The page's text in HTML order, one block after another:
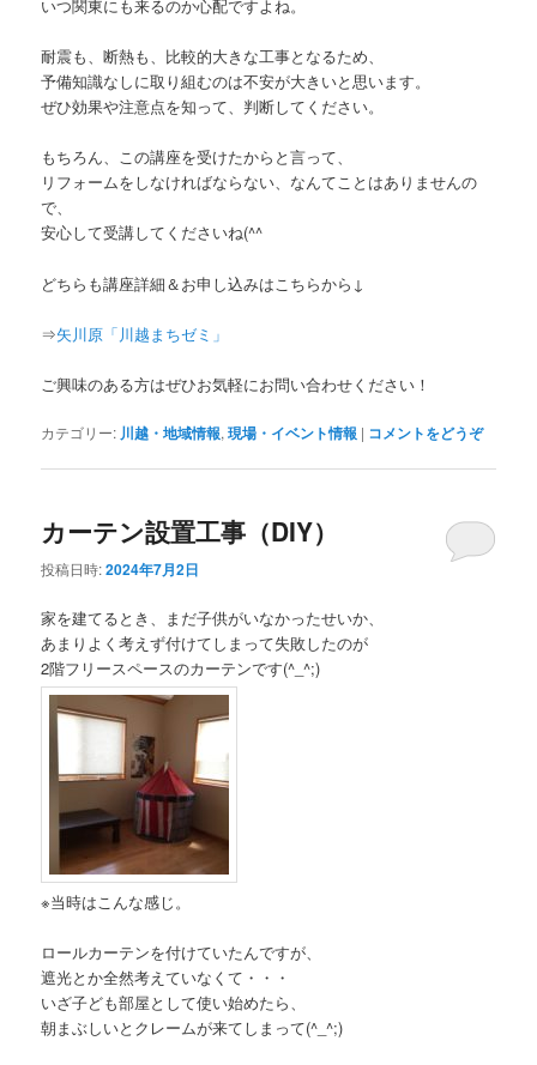
いつ関東にも来るのか心配ですよね。
耐震も、断熱も、比較的大きな工事となるため、
予備知識なしに取り組むのは不安が大きいと思います。
ぜひ効果や注意点を知って、判断してください。
もちろん、この講座を受けたからと言って、
リフォームをしなければならない、なんてことはありませんの
で、
安心して受講してくださいね(^^ゞ
どちらも講座詳細＆お申し込みはこちらから↓
⇒矢川原「川越まちゼミ」
ご興味のある方はぜひお気軽にお問い合わせください！
カテゴリー: 川越・地域情報,現場・イベント情報 | コメントをどうぞ
カーテン設置工事（DIY）
投稿日時:2024年7月2日
家を建てるとき、まだ子供がいなかったせいか、
あまりよく考えず付けてしまって失敗したのが
2階フリースペースのカーテンです(^_^;)
※当時はこんな感じ。
ロールカーテンを付けていたんですが、
遮光とか全然考えていなくて・・・
いざ子ども部屋として使い始めたら、
朝まぶしいとクレームが来てしまって(^_^;)